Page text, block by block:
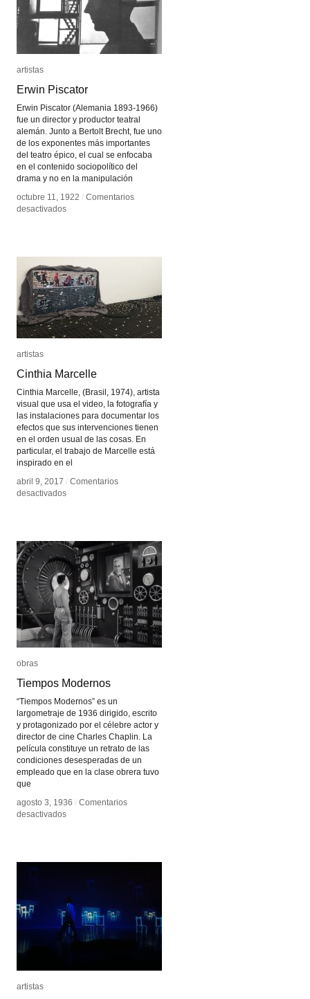
artistas
Erwin Piscator
Erwin Piscator (Alemania 1893-1966)
fue un director y productor teatral
alemán. Junto a Bertolt Brecht, fue uno
de los exponentes más importantes
del teatro épico, el cual se enfocaba
en el contenido sociopolítico del
drama y no en la manipulación
octubre 11, 1922 / Comentarios
desactivadosen
artistas
Erwin Piscator
octubre 11, 1922 / Comentarios
desactivadosen
artistas
Cinthia Marcelle
Cinthia Marcelle, (Brasil, 1974), artista
visual que usa el video, la fotografía y
las instalaciones para documentar los
efectos que sus intervenciones tienen
en el orden usual de las cosas. En
particular, el trabajo de Marcelle está
inspirado en el
abril 9, 2017 / Comentarios
desactivadosen
artistas
Cinthia Marcelle
abril 9, 2017 / Comentarios
desactivadosen
obras
Tiempos Modernos
“Tiempos Modernos” es un
largometraje de 1936 dirigido, escrito
y protagonizado por el célebre actor y
director de cine Charles Chaplin. La
película constituye un retrato de las
condiciones desesperadas de un
empleado que en la clase obrera tuvo
que
agosto 3, 1936 / Comentarios
desactivadosen
obras
Tiempos Modernos
agosto 3, 1936 / Comentarios
desactivadosen
artistas
artistas